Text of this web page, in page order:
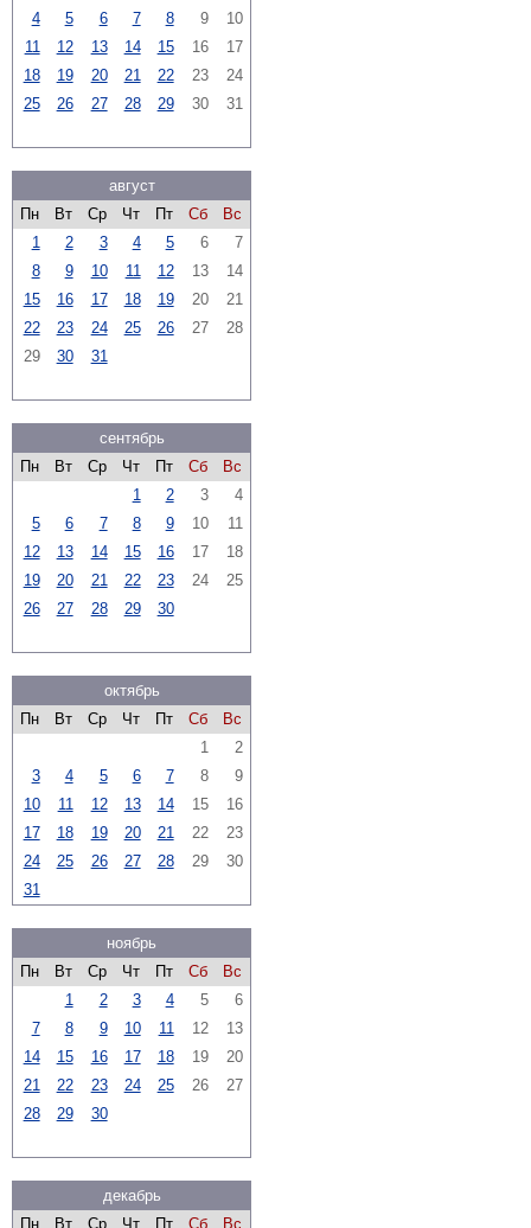
4
5 6 7 8 9
10
11
12 13 14 15 16
17
18
19 20 21 22 23
24
25
26 27 28 29 30 31
август
Пн
Вт Ср Чт Пт Сб
Вс
1
2 3 4 5 6
7
8
9 10 11 12 13
14
15
16 17 18 19 20
21
22
23 24 25 26 27
28
29
30 31
сентябрь
Пн
Вт Ср Чт Пт Сб
Вс
1
2 3
4
5
6 7 8 9 10
11
12
13 14 15 16 17
18
19
20 21 22 23 24
25
26
27 28 29 30
октябрь
Пн
Вт Ср Чт Пт Сб
Вс
1
2
3
4 5 6 7 8
9
10
11 12 13 14 15
16
17
18 19 20 21 22
23
24
25 26 27 28 29
30
31
ноябрь
Пн
Вт Ср Чт Пт Сб
Вс
1
2 3 4 5
6
7
8 9 10 11 12
13
14
15 16 17 18 19
20
21
22 23 24 25 26
27
28
29 30
декабрь
Пн
Вт Ср Чт Пт Сб Вс